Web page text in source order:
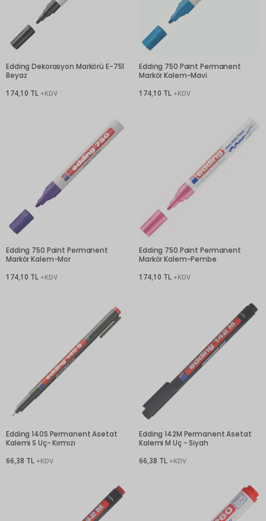
Edding Dekorasyon Markörü E-751
Beyaz
174,10 TL +KDV
Edding 750 Paint Permanent
Markör Kalem-Mavi
174,10 TL +KDV
Edding 750 Paint Permanent
Markör Kalem-Mor
174,10 TL +KDV
Edding 750 Paint Permanent
Markör Kalem-Pembe
174,10 TL +KDV
Edding 140S Permanent Asetat
Kalemi S Uç- Kırmızı
66,38 TL +KDV
Edding 142M Permanent Asetat
Kalemi M Uç - Siyah
66,38 TL +KDV